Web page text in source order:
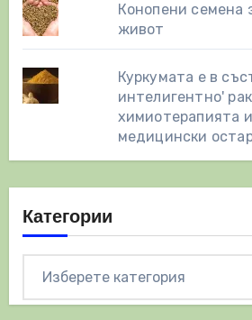
Конопени семена
живот
Куркумата е в
интелигентно'
химиотерапията
медицински
Категории